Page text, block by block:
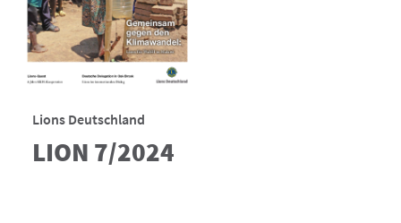
Lions Deutschland
LION 7/2024